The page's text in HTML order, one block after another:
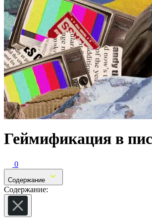
Геймификация в
0
Содержание
Содержание: